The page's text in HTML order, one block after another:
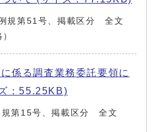
規第51号、掲載区分 全文
係る調査業務委託要領に
：55.25KB)
規第15号、掲載区分 全文